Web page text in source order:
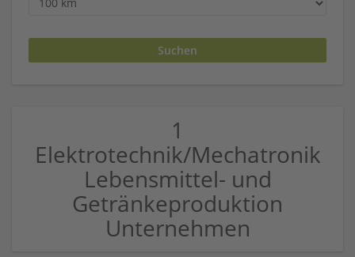
1
Elektrotechnik/Mechatronik
Lebensmittel- und
Getränkeproduktion
Unternehmen